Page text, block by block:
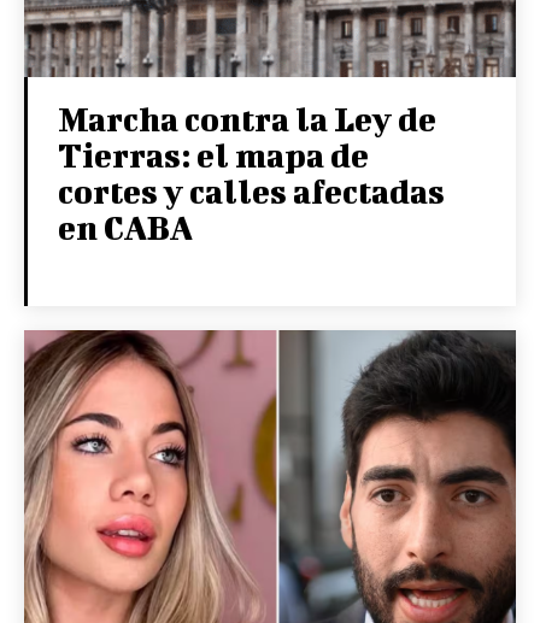
Marcha contra la Ley de
Tierras: el mapa de
cortes y calles afectadas
en CABA